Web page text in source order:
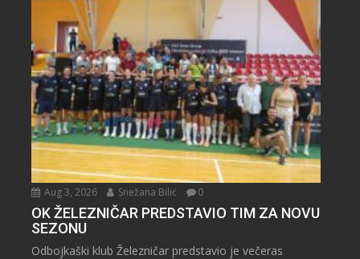
Aug 3, 2026 Snežana Bilić 0
OK ŽELEZNIČAR PREDSTAVIO TIM ZA NOVU
SEZONU
Odbojkaški klub Železničar predstavio je večeras